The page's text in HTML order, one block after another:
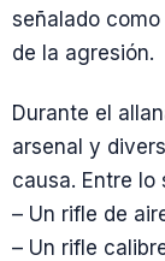
señalado
de la agresión.
Durante el
arsenal y
causa. Entre lo
– Un rifle de
– Un rifle